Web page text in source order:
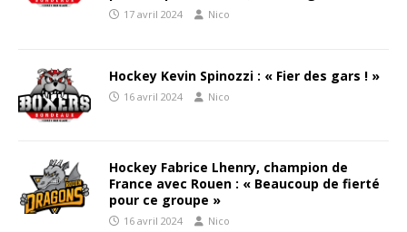
17 avril 2024 Nico
Hockey Kevin Spinozzi : « Fier des gars ! »
16 avril 2024 Nico
Hockey Fabrice Lhenry, champion de
France avec Rouen : « Beaucoup de fierté
pour ce groupe »
16 avril 2024 Nico